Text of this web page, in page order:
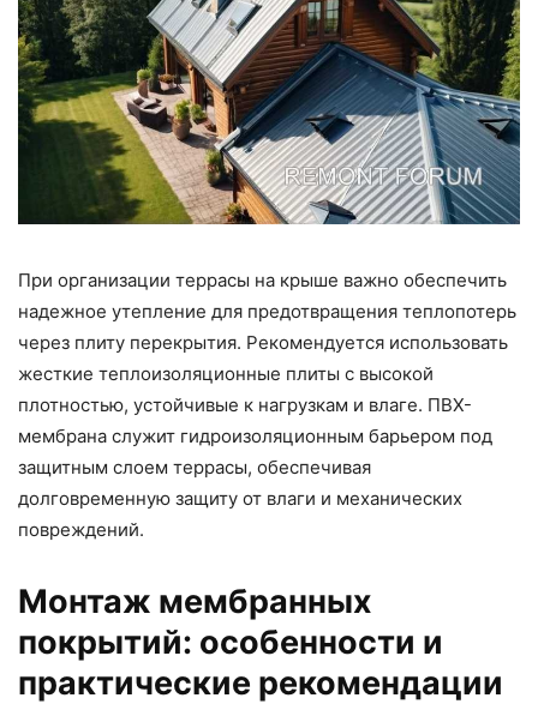
При организации террасы на крыше важно обеспечить
надежное утепление для предотвращения теплопотерь
через плиту перекрытия. Рекомендуется использовать
жесткие теплоизоляционные плиты с высокой
плотностью, устойчивые к нагрузкам и влаге. ПВХ-
мембрана служит гидроизоляционным барьером под
защитным слоем террасы, обеспечивая
долговременную защиту от влаги и механических
повреждений.
Монтаж мембранных
покрытий: особенности и
практические рекомендации